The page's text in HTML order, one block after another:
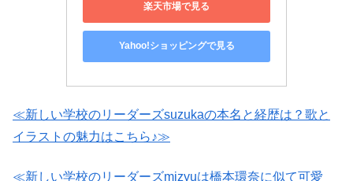
楽天市場で見る
Yahoo!ショッピングで見る
≪新しい学校のリーダーズsuzukaの本名と経歴は？歌と
イラストの魅力はこちら♪≫
≪新しい学校のリーダーズmizyuは橋本環奈に似て可愛